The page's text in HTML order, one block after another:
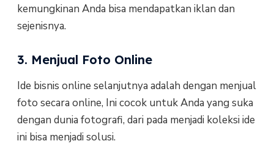
kemungkinan Anda bisa mendapatkan iklan dan
sejenisnya.
3. Menjual Foto Online
Ide bisnis online selanjutnya adalah dengan menjual
foto secara online, Ini cocok untuk Anda yang suka
dengan dunia fotografi, dari pada menjadi koleksi ide
ini bisa menjadi solusi.